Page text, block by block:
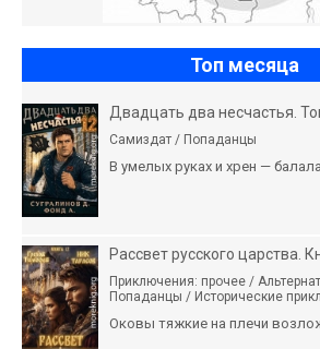
Топ месяца
Двадцать два несчастья.
Самиздат / Попаданцы
В умелых руках и хрен —
Рассвет русского царства.
Приключения: прочее /
Попаданцы / Исторические
Оковы тяжкие на плечи